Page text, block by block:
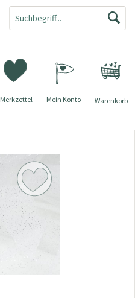
Warenkorb
Merkzettel Mein Konto